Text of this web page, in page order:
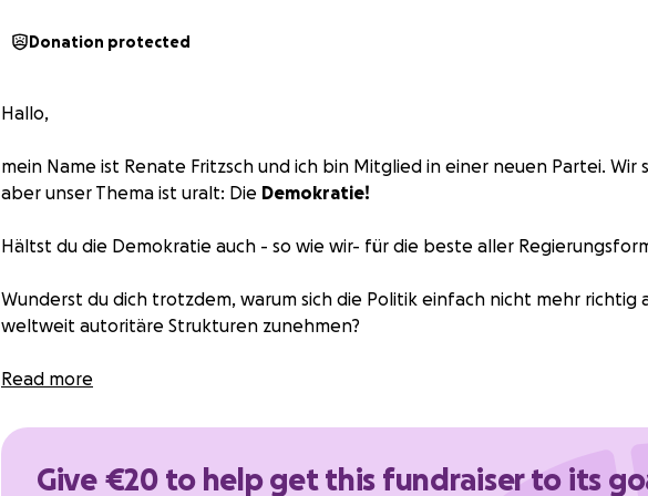
Donation protected
Hallo,
mein Name ist Renate Fritzsch und ich bin Mitglied in einer neuen Partei. Wir
aber unser Thema ist uralt: Die Demokratie!
Hältst du die Demokratie auch - so wie wir- für die beste aller
Wunderst du dich trotzdem, warum sich die Politik einfach nicht mehr richtig
weltweit autoritäre Strukturen zunehmen?
Hast du auch den Eindruck, dass unsere politische Elite die drängenden
Hand nimmt?
Fragst du dich, ob die Verstrickungen einzelner Politiker in Skandale und ihr
Read more
Give €20 to help get this fundraiser to its